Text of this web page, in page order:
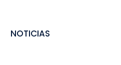
NOTICIAS